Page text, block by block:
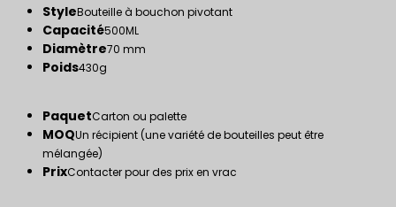
StyleBouteille à bouchon pivotant
Capacité500ML
Diamètre70 mm
Poids430g
PaquetCarton ou palette
MOQUn récipient (une variété de bouteilles peut être
mélangée)
PrixContacter pour des prix en vrac